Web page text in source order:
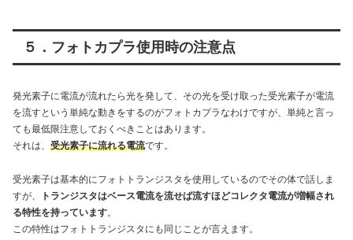
５．フォトカプラ使用時の注意点
発光素子に電流が流れたら光を発して、その光を受け取った受光素子が電流
を流すという単純な動きをするのがフォトカプラなわけですが、単純と言っ
ても最低限注意しておくべきことはあります。
それは、 受光素子に流れる電流です。
受光素子は基本的にフォトトランジスタを使用しているのでその体で話しま
すが、
トランジスタはベース電流を流せば流すほどコレクタ電流が増幅され
る特性を持っています。
この特性はフォトトランジスタにも同じことが言えます。